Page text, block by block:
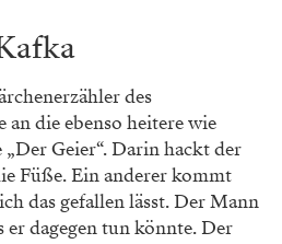
des
an die ebenso heitere wie
Geier“. Darin hackt der
Füße. Ein anderer kommt
das gefallen lässt. Der Mann
er dagegen tun könnte. Der